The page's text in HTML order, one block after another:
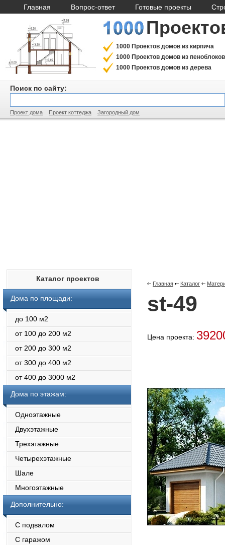
Главная Вопрос-ответ Готовые проекты
1000 Проектов домов из кирпича
1000 Проектов домов из пеноблоков
1000 Проектов домов из дерева
Поиск по сайту:
Проект дома Проект коттеджа Загородный дом
Каталог проектов
Дома по площади:
до 100 м2
от 100 до 200 м2
от 200 до 300 м2
от 300 до 400 м2
от 400 до 3000 м2
Дома по этажам:
Одноэтажные
Двухэтажные
Трехэтажные
Четырехэтажные
Шале
Многоэтажные
Дополнительно:
С подвалом
С гаражом
Главная Каталог
st-49
Цена проекта: